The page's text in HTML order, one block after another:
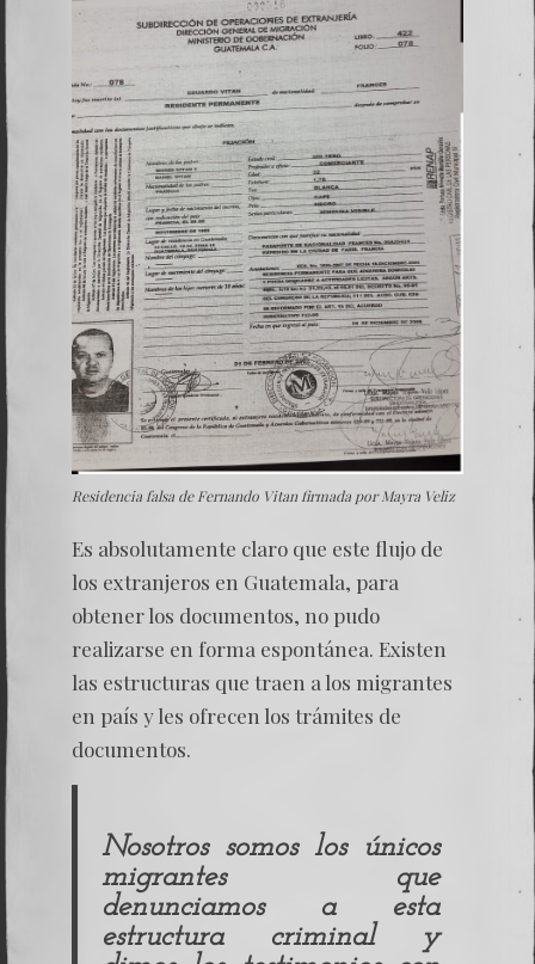
Residencia falsa de Fernando Vitan firmada por Mayra Veliz
Es absolutamente claro que este flujo de
los extranjeros en Guatemala, para
obtener los documentos, no pudo
realizarse en forma espontánea. Existen
las estructuras que traen a los migrantes
en país y les ofrecen los trámites de
documentos.
Nosotros somos los únicos
migrantes que
denunciamos a esta
estructura criminal y